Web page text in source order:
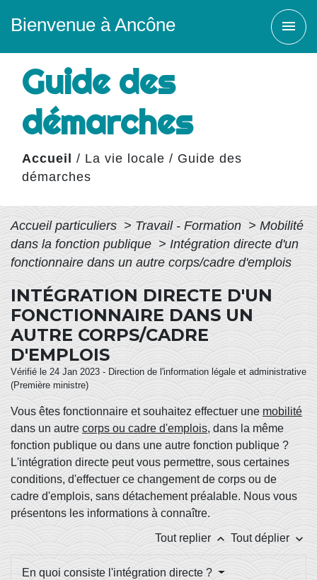
Bienvenue à Ancône menu
Guide des
démarches
Accueil / La vie locale / Guide des
démarches
Accueil particuliers > Travail - Formation > Mobilité
dans la fonction publique > Intégration directe d'un
fonctionnaire dans un autre corps/cadre d'emplois
INTÉGRATION DIRECTE D'UN
FONCTIONNAIRE DANS UN
AUTRE CORPS/CADRE
D'EMPLOIS
Vérifié le 24 Jan 2023 - Direction de l'information légale et administrative
(Première ministre)
Vous êtes fonctionnaire et souhaitez effectuer une mobilité
dans un autre corps ou cadre d'emplois, dans la même
fonction publique ou dans une autre fonction publique ?
L'intégration directe peut vous permettre, sous certaines
conditions, d'effectuer ce changement de corps ou de
cadre d'emplois, sans détachement préalable. Nous vous
présentons les informations à connaître.
Tout replier keyboard_arrow_up Tout déplier keyboard_arrow_down
En quoi consiste l'intégration directe ?